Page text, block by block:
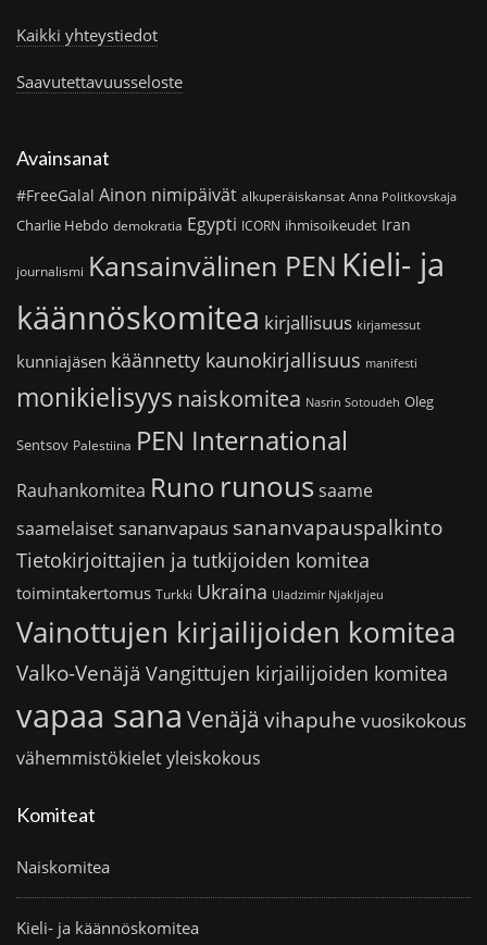
Kaikki yhteystiedot
Saavutettavuusseloste
Avainsanat
#FreeGalal Ainon nimipäivät alkuperäiskansat Anna Politkovskaja
Charlie Hebdo demokratia Egypti ICORN ihmisoikeudet Iran
journalismi Kansainvälinen PEN Kieli- ja
käännöskomitea kirjallisuus kirjamessut
kunniajäsen käännetty kaunokirjallisuus manifesti
monikielisyys naiskomitea Nasrin Sotoudeh Oleg
Sentsov Palestiina PEN International
Rauhankomitea Runo runoussaame
saamelaiset sananvapaus sananvapauspalkinto
Tietokirjoittajien ja tutkijoiden komitea
toimintakertomus Turkki Ukraina Uladzimir Njakljajeu
Vainottujen kirjailijoiden komitea
Valko-Venäjä Vangittujen kirjailijoiden komitea
vapaa sana Venäjä vihapuhe vuosikokous
vähemmistökieletyleiskokous
Komiteat
Naiskomitea
Kieli- ja käännöskomitea